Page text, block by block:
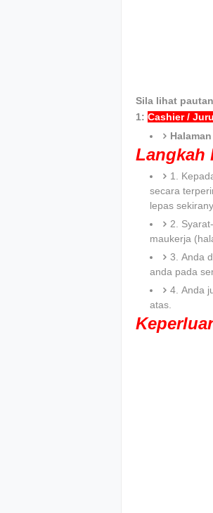
Sila lihat
1: Cashier /
Langkah
1.
secara
lepas
2.
maukerja
3. Anda
anda pada
4. Anda
atas.